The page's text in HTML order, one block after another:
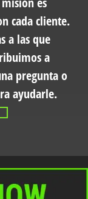
cada cliente.
a las que
a
pregunta o
ayudarle.